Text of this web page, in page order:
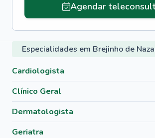
Agendar
Especialidades em Brejinho de
Cardiologista
Clínico Geral
Dermatologista
Geriatra